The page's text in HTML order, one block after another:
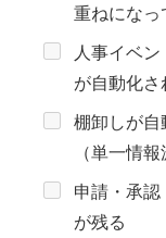
重ねになっ
人事イベ
が自動化さ
棚卸しが
（単一情報
申請・承
が残る